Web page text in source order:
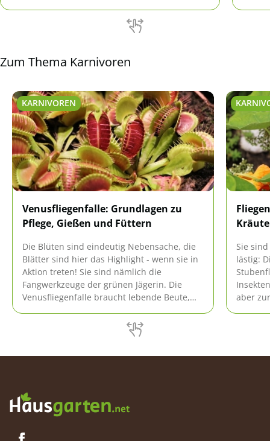
Fensterbank, Balkon, Gartenteich und Beet.
Zum Thema Karnivoren
KARNIVOREN
Venusfliegenfalle: Grundlagen zu
Pflege, Gießen und Füttern
Die Blüten sind eindeutig Nebensache, die
Blätter sind hier das Highlight - wenn sie in
Aktion treten! Sie sind nämlich die
Fangwerkzeuge der grünen Jägerin. Die
Venusfliegenfalle braucht lebende Beute,
Sie
lästig:
aber